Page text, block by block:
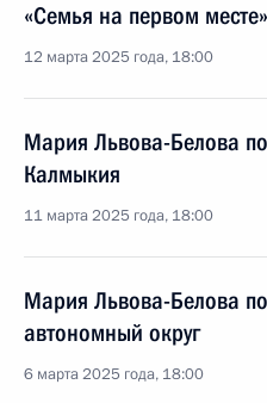
«Семья на первом месте»
12 марта 2025 года, 18:00
Мария Львова-Белова
Калмыкия
11 марта 2025 года, 18:00
Мария Львова-Белова
автономный округ
6 марта 2025 года, 18:00